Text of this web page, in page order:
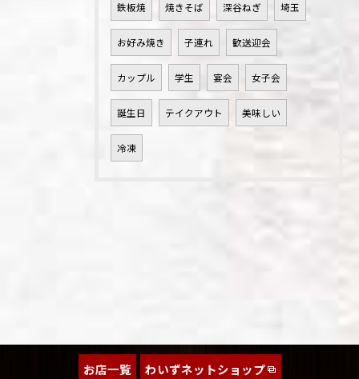
鉄板焼 焼きそば 深谷ねぎ 埼玉
お好み焼き 子連れ 歓送迎会
カップル 学生 宴会 女子会
誕生日 テイクアウト 美味しい
冷凍
お店一覧 わいずネットショップ